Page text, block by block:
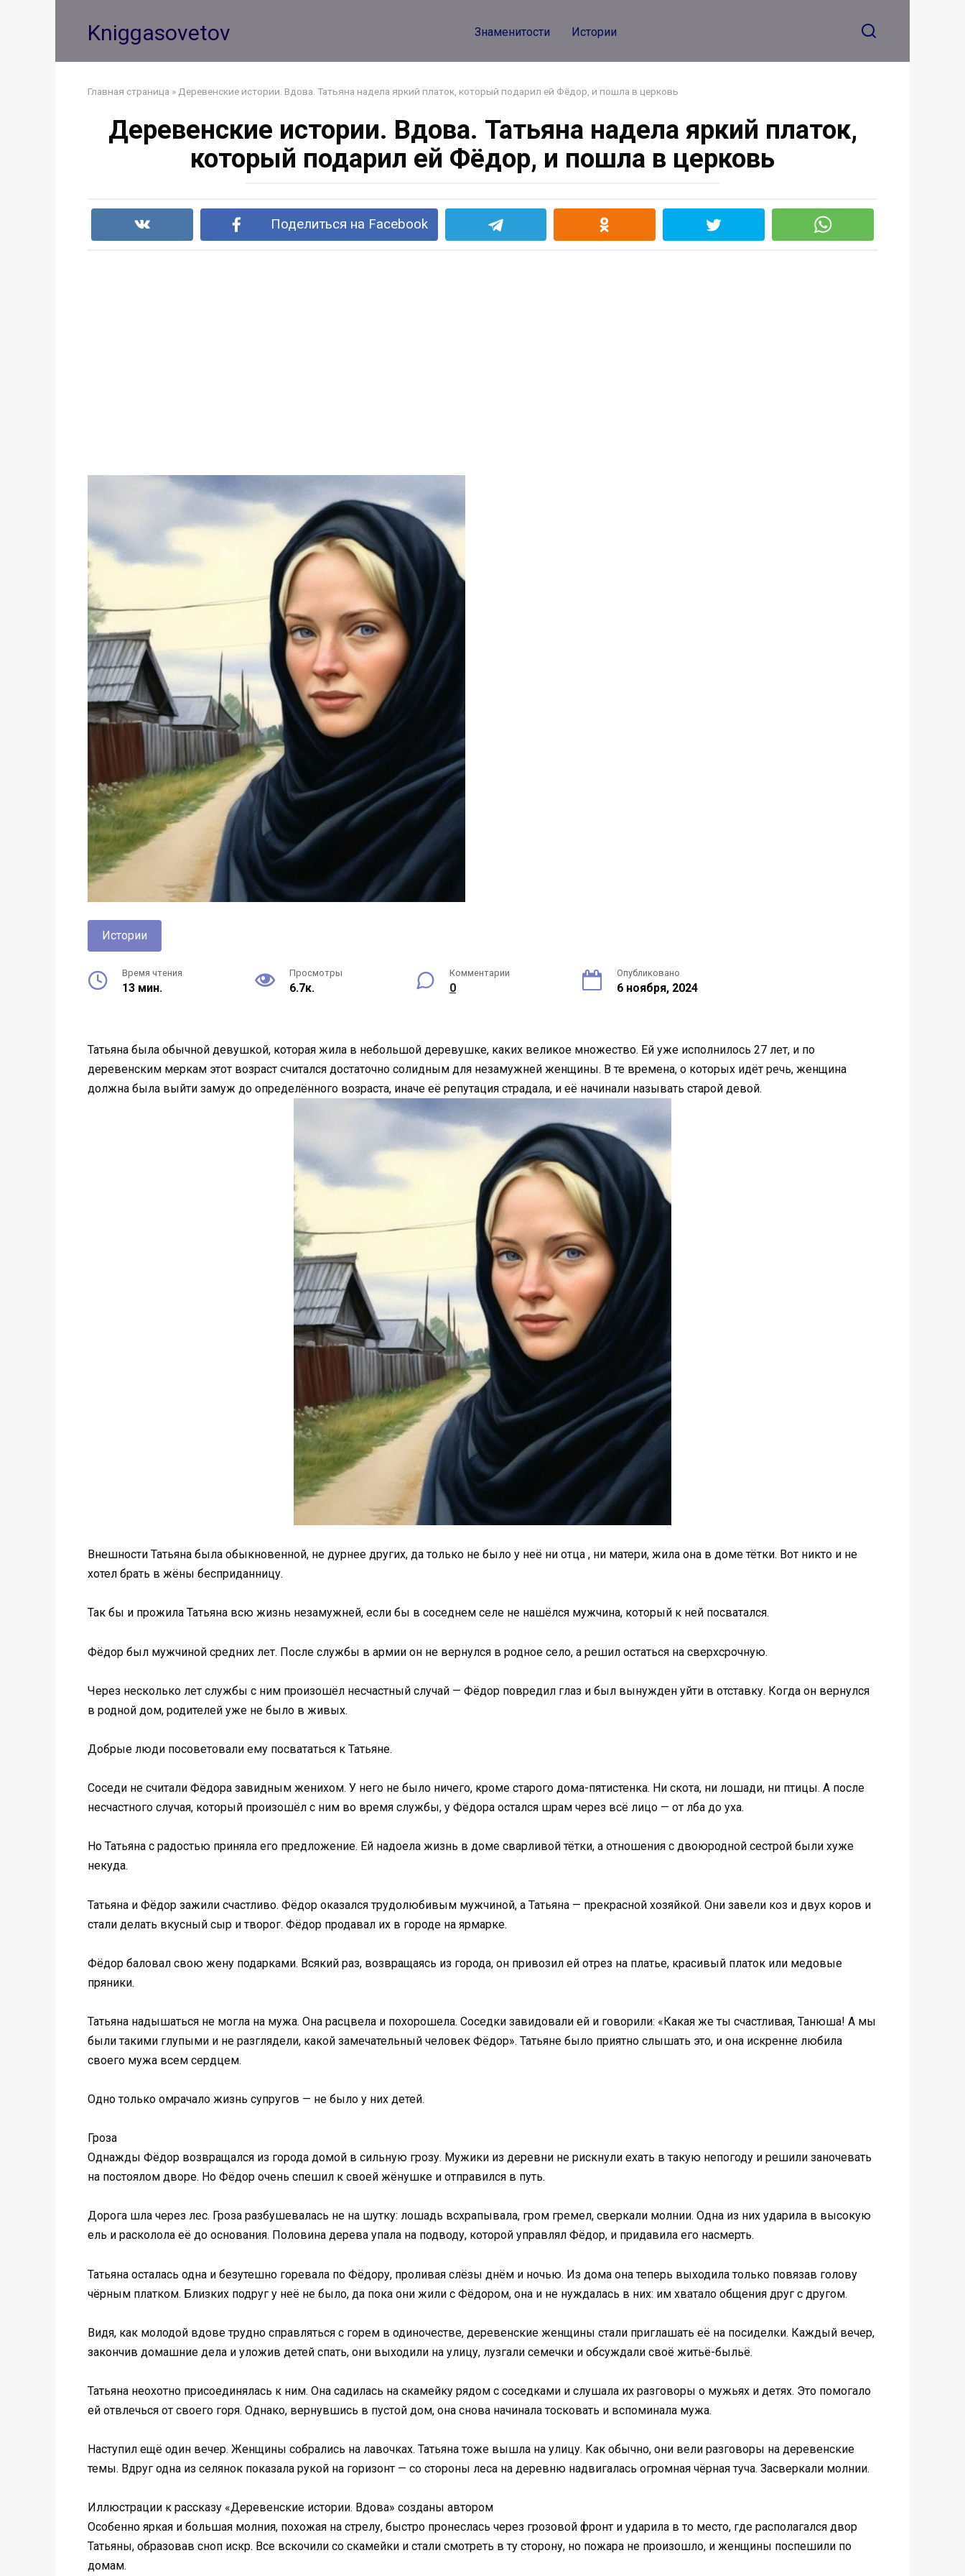
Kniggasovetov Знаменитости Истории
Главная страница » Деревенские истории. Вдова. Татьяна надела яркий платок, который подарил ей Фёдор, и пошла в церковь
Деревенские истории. Вдова. Татьяна надела яркий платок,
который подарил ей Фёдор, и пошла в церковь
Поделиться на Facebook
Истории
Время чтения
13 мин.
Просмотры
6.7к.
Комментарии
0
Опубликовано
6 ноября, 2024
Татьяна была обычной девушкой, которая жила в небольшой деревушке, каких великое множество. Ей уже исполнилось 27 лет, и по
деревенским меркам этот возраст считался достаточно солидным для незамужней женщины. В те времена, о которых идёт речь, женщина
должна была выйти замуж до определённого возраста, иначе её репутация страдала, и её начинали называть старой девой.
Внешности Татьяна была обыкновенной, не дурнее других, да только не было у неё ни отца , ни матери, жила она в доме тётки. Вот никто и не
хотел брать в жёны бесприданницу.
Так бы и прожила Татьяна всю жизнь незамужней, если бы в соседнем селе не нашёлся мужчина, который к ней посватался.
Фёдор был мужчиной средних лет. После службы в армии он не вернулся в родное село, а решил остаться на сверхсрочную.
Через несколько лет службы с ним произошёл несчастный случай — Фёдор повредил глаз и был вынужден уйти в отставку. Когда он вернулся
в родной дом, родителей уже не было в живых.
Добрые люди посоветовали ему посвататься к Татьяне.
Соседи не считали Фёдора завидным женихом. У него не было ничего, кроме старого дома-пятистенка. Ни скота, ни лошади, ни птицы. А после
несчастного случая, который произошёл с ним во время службы, у Фёдора остался шрам через всё лицо — от лба до уха.
Но Татьяна с радостью приняла его предложение. Ей надоела жизнь в доме сварливой тётки, а отношения с двоюродной сестрой были хуже
некуда.
Татьяна и Фёдор зажили счастливо. Фёдор оказался трудолюбивым мужчиной, а Татьяна — прекрасной хозяйкой. Они завели коз и двух коров и
стали делать вкусный сыр и творог. Фёдор продавал их в городе на ярмарке.
Фёдор баловал свою жену подарками. Всякий раз, возвращаясь из города, он привозил ей отрез на платье, красивый платок или медовые
пряники.
Татьяна надышаться не могла на мужа. Она расцвела и похорошела. Соседки завидовали ей и говорили: «Какая же ты счастливая, Танюша! А мы
были такими глупыми и не разглядели, какой замечательный человек Фёдор». Татьяне было приятно слышать это, и она искренне любила
своего мужа всем сердцем.
Одно только омрачало жизнь супругов — не было у них детей.
Гроза
Однажды Фёдор возвращался из города домой в сильную грозу. Мужики из деревни не рискнули ехать в такую непогоду и решили заночевать
на постоялом дворе. Но Фёдор очень спешил к своей жёнушке и отправился в путь.
Дорога шла через лес. Гроза разбушевалась не на шутку: лошадь всхрапывала, гром гремел, сверкали молнии. Одна из них ударила в высокую
ель и расколола её до основания. Половина дерева упала на подводу, которой управлял Фёдор, и придавила его насмерть.
Татьяна осталась одна и безутешно горевала по Фёдору, проливая слёзы днём и ночью. Из дома она теперь выходила только повязав голову
чёрным платком. Близких подруг у неё не было, да пока они жили с Фёдором, она и не нуждалась в них: им хватало общения друг с другом.
Видя, как молодой вдове трудно справляться с горем в одиночестве, деревенские женщины стали приглашать её на посиделки. Каждый вечер,
закончив домашние дела и уложив детей спать, они выходили на улицу, лузгали семечки и обсуждали своё житьё-быльё.
Татьяна неохотно присоединялась к ним. Она садилась на скамейку рядом с соседками и слушала их разговоры о мужьях и детях. Это помогало
ей отвлечься от своего горя. Однако, вернувшись в пустой дом, она снова начинала тосковать и вспоминала мужа.
Наступил ещё один вечер. Женщины собрались на лавочках. Татьяна тоже вышла на улицу. Как обычно, они вели разговоры на деревенские
темы. Вдруг одна из селянок показала рукой на горизонт — со стороны леса на деревню надвигалась огромная чёрная туча. Засверкали молнии.
Иллюстрации к рассказу «Деревенские истории. Вдова» созданы автором
Особенно яркая и большая молния, похожая на стрелу, быстро пронеслась через грозовой фронт и ударила в то место, где располагался двор
Татьяны, образовав сноп искр. Все вскочили со скамейки и стали смотреть в ту сторону, но пожара не произошло, и женщины поспешили по
домам.